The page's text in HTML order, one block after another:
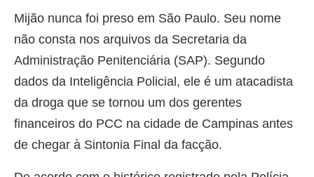
Mijão nunca foi preso em São Paulo. Seu nome
não consta nos arquivos da Secretaria da
Administração Penitenciária (SAP). Segundo
dados da Inteligência Policial, ele é um atacadista
da droga que se tornou um dos gerentes
financeiros do PCC na cidade de Campinas antes
de chegar à Sintonia Final da facção.